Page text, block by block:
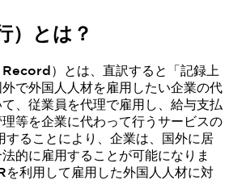
）とは？
）とは、直訳すると「記録上
で外国人人材を雇用したい企業の代
、従業員を代理で雇用し、給与支払
等を企業に代わって行うサービスの
することにより、企業は、国外に居
的に雇用することが可能になりま
利用して雇用した外国人人材に対